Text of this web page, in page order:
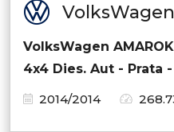
VolksWagen
VolksWagen
4x4 Dies. Aut - Prata
2014/2014